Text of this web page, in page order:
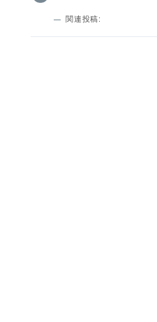
関連投稿: